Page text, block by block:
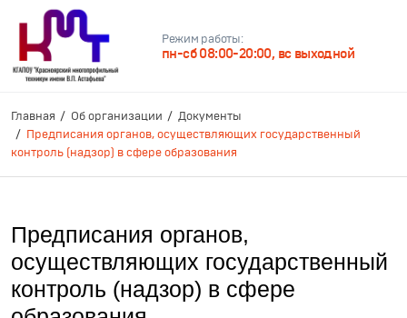
Режим работы:
пн-сб 08:00-20:00, вс выходной
Главная Об организации
Документы
Предписания органов, осуществляющих государственный
контроль (надзор) в сфере образования
Предписания органов,
осуществляющих государственный
контроль (надзор) в сфере